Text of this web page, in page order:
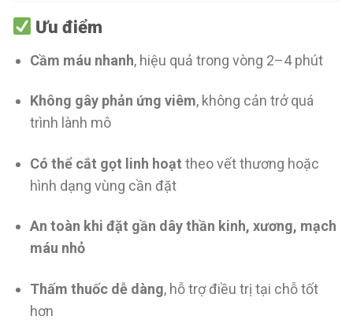
Ưu điểm
Cầm máu nhanh, hiệu quả trong vòng 2–4 phút
Không gây phản ứng viêm, không cản trở quá
trình lành mô
Có thể cắt gọt linh hoạt theo vết thương hoặc
hình dạng vùng cần đặt
An toàn khi đặt gần dây thần kinh, xương, mạch
máu nhỏ
Thấm thuốc dễ dàng, hỗ trợ điều trị tại chỗ tốt
hơn